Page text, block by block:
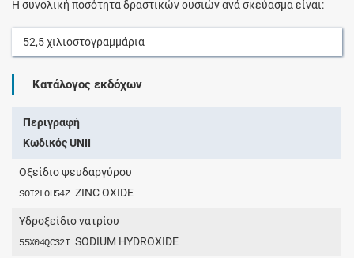
Η συνολική ποσότητα δραστικών ουσιών ανά σκεύασμα είναι:
52,5χιλιοστογραμμάρια
Κατάλογος εκδόχων
Περιγραφή
Κωδικός UNII
Οξείδιο ψευδαργύρου
SOI2LOH54Z ZINC OXIDE
Υδροξείδιο νατρίου
55X04QC32I SODIUM HYDROXIDE